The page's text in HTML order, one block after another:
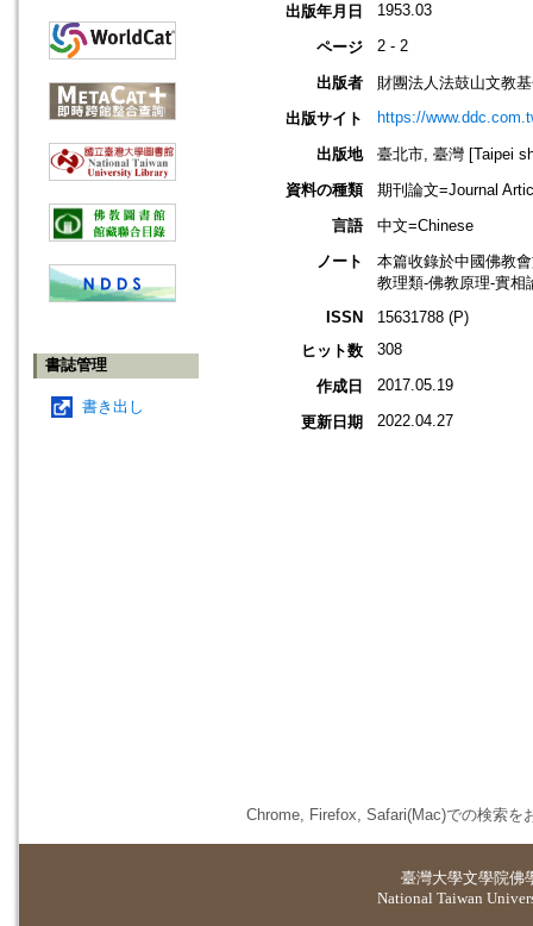
書誌管理
書き出し
出版年月日 1953.03
ページ 2 - 2
出版者
財團法人法鼓山文教
出版サイト
https://
出版地
臺北市, 臺灣 [Taipei
資料の種類
期刊論文=Journal
言語
中文=Chinese
ノート
本篇收錄於中國佛教
教理類-佛教原理-實相
ISSN
15631788 (P)
ヒット数
308
作成日 2017.05.19
更新日期 2022.04.27
Chrome, Firefox, Safari(Mac)での検索を
臺灣大學文學院佛
National Taiwan